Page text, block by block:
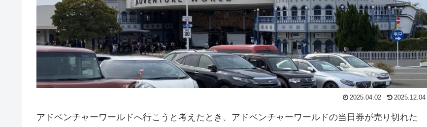
2025.04.02 2025.12.04
アドベンチャーワールドへ行こうと考えたとき、アドベンチャーワールドの当日券が売り切れた